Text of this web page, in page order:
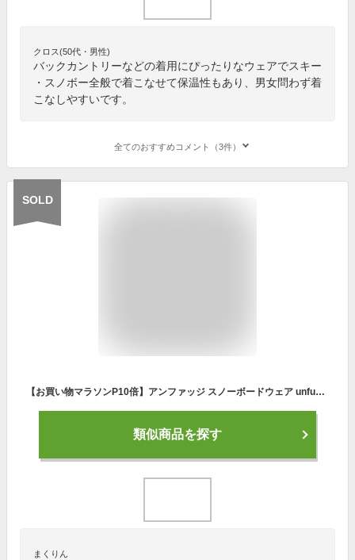
クロス(50代・男性)
バックカントリーなどの着用にぴったりなウェアでスキー
・スノボー全般で着こなせて保温性もあり、男女問わず着
こなしやすいです。
全てのおすすめコメント（3件）
SOLD
【お買い物マラソンP10倍】アンファッジ スノーボードウェア unfudge CLOUD JACKET クラウドジャケット メンズ レディース スノーボードジャケット スノーウェア 東レ製3レイヤー バックカントリー スノボ スキー 雪山 23-24モデル 2023-2024
類似商品を探す
まくりん